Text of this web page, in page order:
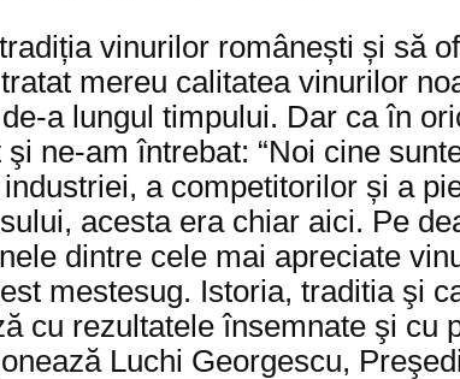
vinurilor românești și să
mereu calitatea vinurilor
a lungul timpului. Dar ca în
ne-am întrebat: “Noi cine
a competitorilor și a
acesta era chiar aici. Pe
dintre cele mai apreciate
mestesug. Istoria, traditia şi
cu rezultatele însemnate şi cu
Luchi Georgescu,